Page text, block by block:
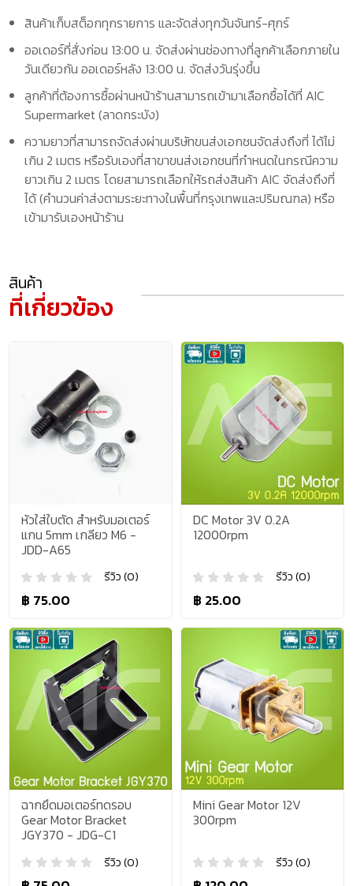
สินค้าเก็บสต็อกทุกรายการ และจัดส่งทุกวันจันทร์-ศุกร์
ออเดอร์ที่สั่งก่อน 13:00 น. จัดส่งผ่านช่องทางที่ลูกค้าเลือกภายใน
วันเดียวกัน ออเดอร์หลัง 13:00 น. จัดส่งวันรุ่งขึ้น
ลูกค้าที่ต้องการซื้อผ่านหน้าร้านสามารถเข้ามาเลือกซื้อได้ที่ AIC
Supermarket (ลาดกระบัง)
ความยาวที่สามารถจัดส่งผ่านบริษัทขนส่งเอกชนจัดส่งถึงที่ ได้ไม่
เกิน 2 เมตร หรือรับเองที่สาขาขนส่งเอกชนที่กำหนดในกรณีความ
ยาวเกิน 2 เมตร โดยสามารถเลือกให้รถส่งสินค้า AIC จัดส่งถึงที่
ได้ (คำนวนค่าส่งตามระยะทางในพื้นที่กรุงเทพและปริมณฑล) หรือ
เข้ามารับเองหน้าร้าน
สินค้า
ที่เกี่ยวข้อง
หัวใส่ใบตัด สำหรับมอเตอร์
แกน 5mm เกลียว M6 -
JDD-A65
รีวิว (0)
฿ 75.00
DC Motor 3V 0.2A
12000rpm
รีวิว (0)
฿ 25.00
ฉากยึดมอเตอร์ทดรอบ
Gear Motor Bracket
JGY370 - JDG-C1
รีวิว (0)
Mini Gear Motor 12V
300rpm
รีวิว (0)